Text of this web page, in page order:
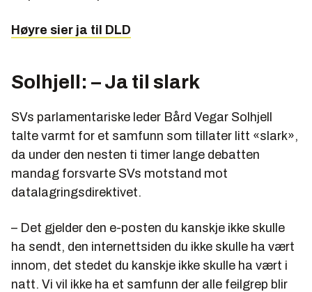
Høyre sier ja til DLD
Solhjell: – Ja til slark
SVs parlamentariske leder Bård Vegar Solhjell
talte varmt for et samfunn som tillater litt «slark»,
da under den nesten ti timer lange debatten
mandag forsvarte SVs motstand mot
datalagringsdirektivet.
– Det gjelder den e-posten du kanskje ikke skulle
ha sendt, den internettsiden du ikke skulle ha vært
innom, det stedet du kanskje ikke skulle ha vært i
natt. Vi vil ikke ha et samfunn der alle feilgrep blir